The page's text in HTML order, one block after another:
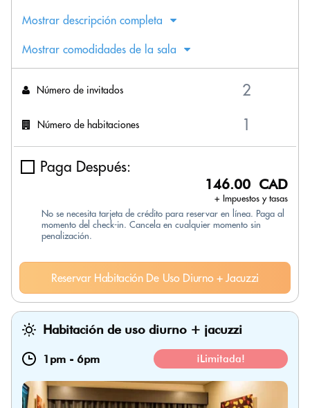
Mostrar descripción completa
Mostrar comodidades de la sala
Número de invitados
Número de habitaciones
Paga Después:
146.00 CAD
+ Impuestos y tasas
No se necesita tarjeta de crédito para reservar en línea. Paga al
momento del check-in. Cancela en cualquier momento sin
penalización.
Reservar Habitación De Uso Diurno + Jacuzzi
Habitación de uso diurno + jacuzzi
1pm - 6pm ¡Limitada!